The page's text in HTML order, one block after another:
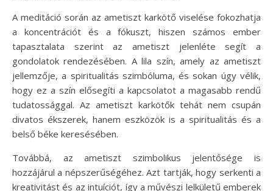
A meditáció során az ametiszt karkötő viselése fokozhatja
a koncentrációt és a fókuszt, hiszen számos ember
tapasztalata szerint az ametiszt jelenléte segít a
gondolatok rendezésében. A lila szín, amely az ametiszt
jellemzője, a spiritualitás szimbóluma, és sokan úgy vélik,
hogy ez a szín elősegíti a kapcsolatot a magasabb rendű
tudatossággal. Az ametiszt karkötők tehát nem csupán
divatos ékszerek, hanem eszközök is a spiritualitás és a
belső béke keresésében.
Továbbá, az ametiszt szimbolikus jelentősége is
hozzájárul a népszerűségéhez. Azt tartják, hogy serkenti a
kreativitást és az intuíciót, így a művészi lelkületű emberek